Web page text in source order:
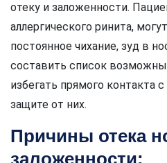
отеку и заложенности.
аллергического ринита,
постоянное чихание, зуд в
составить список
избегать прямого контакта
защите от них.
Причины отека
заложенности: